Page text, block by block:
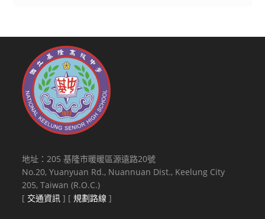
地址：205 基隆市暖暖區源遠路20號
No.20, Yuanyuan Rd., Nuannuan Dist., Keelung City
205, Taiwan (R.O.C.)
[ 交通資訊 ] [規劃路線 ]